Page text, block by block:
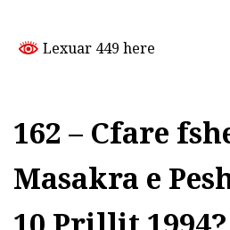
Lexuar 449 here
162 – Cfare
Masakra e